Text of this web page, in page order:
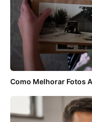
Como Melhorar Fotos